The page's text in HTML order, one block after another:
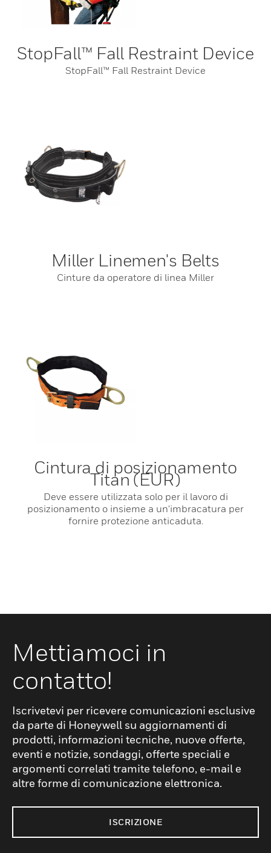
StopFall™ Fall Restraint Device
StopFall™ Fall Restraint Device
Miller Linemen's Belts
Cinture da operatore di linea Miller
Cintura di posizionamento
Titan (EUR)
Deve essere utilizzata solo per il lavoro di
posizionamento o insieme a un'imbracatura per
fornire protezione anticaduta.
Mettiamoci in
contatto!
Iscrivetevi per ricevere comunicazioni esclusive
da parte di Honeywell su aggiornamenti di
prodotti, informazioni tecniche, nuove offerte,
eventi e notizie, sondaggi, offerte speciali e
argomenti correlati tramite telefono, e-mail e
altre forme di comunicazione elettronica.
ISCRIZIONE